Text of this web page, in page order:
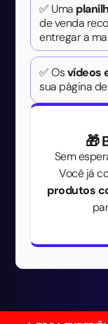
✅ Uma
de venda
entregar a
✅ Osvídeos
sua página
🎁
Sem
Você já
produtos